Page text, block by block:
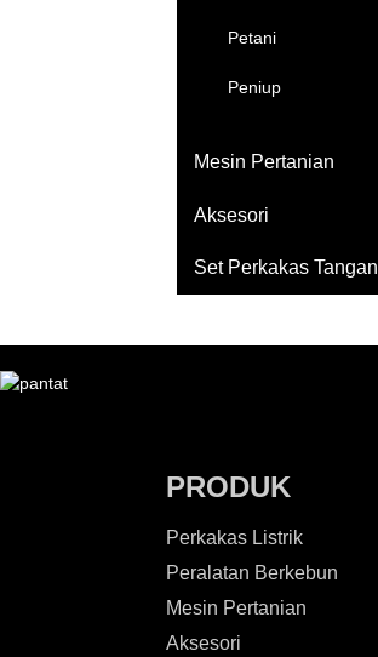
Petani
Peniup
Mesin Pertanian
Aksesori
Set Perkakas Tangan
PRODUK
Perkakas Listrik
Peralatan Berkebun
Mesin Pertanian
Aksesori